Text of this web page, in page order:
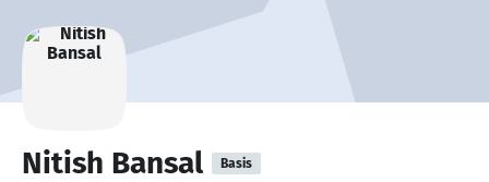
Nitish Bansal Basis